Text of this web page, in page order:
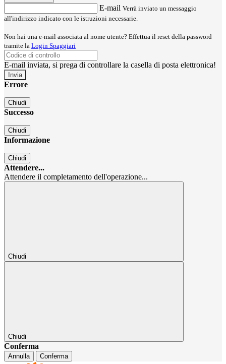
E-mail Verrà inviato un messaggio
all'indirizzo indicato con le istruzioni necessarie.
Non hai una e-mail associata al nome utente? Effettua il reset della password
tramite la Login Spaggiari
E-mail inviata, si prega di controllare la casella di posta elettronica!
Errore
Chiudi
Successo
Chiudi
Informazione
Chiudi
Attendere...
Attendere il completamento dell'operazione...
Chiudi
Chiudi
Conferma
Annulla Conferma